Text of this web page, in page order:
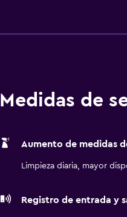
Medidas de
Aumento de medidas
Limpieza diaria, mayor
Registro de entrada y